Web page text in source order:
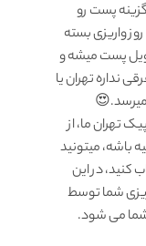
پست رو
واریزی بسته
پست میشه و
نداره تهران یا
تهران ما، از
باشه، میتونید
کنید، در این
شما توسط